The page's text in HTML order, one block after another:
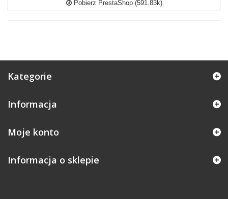
Pobierz PrestaShop (591.83k)
Kategorie
Informacja
Moje konto
Informacja o sklepie